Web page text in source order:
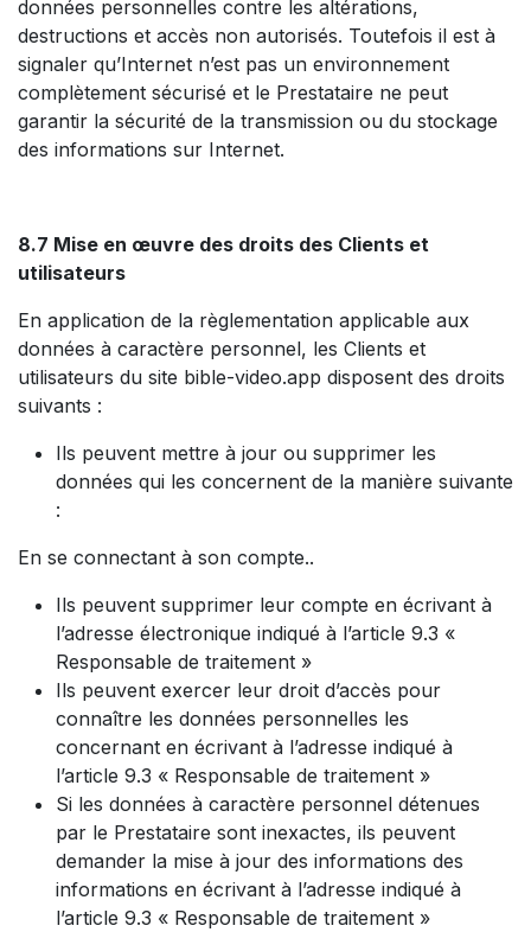
données personnelles contre les altérations,
destructions et accès non autorisés. Toutefois il est à
signaler qu’Internet n’est pas un environnement
complètement sécurisé et le Prestataire ne peut
garantir la sécurité de la transmission ou du stockage
des informations sur Internet.
8.7 Mise en œuvre des droits des Clients et
utilisateurs
En application de la règlementation applicable aux
données à caractère personnel, les Clients et
utilisateurs du site bible-video.app disposent des droits
suivants :
Ils peuvent mettre à jour ou supprimer les
données qui les concernent de la manière suivante
:
En se connectant à son compte..
Ils peuvent supprimer leur compte en écrivant à
l’adresse électronique indiqué à l’article 9.3 «
Responsable de traitement »
Ils peuvent exercer leur droit d’accès pour
connaître les données personnelles les
concernant en écrivant à l’adresse indiqué à
l’article 9.3 « Responsable de traitement »
Si les données à caractère personnel détenues
par le Prestataire sont inexactes, ils peuvent
demander la mise à jour des informations des
informations en écrivant à l’adresse indiqué à
l’article 9.3 « Responsable de traitement »